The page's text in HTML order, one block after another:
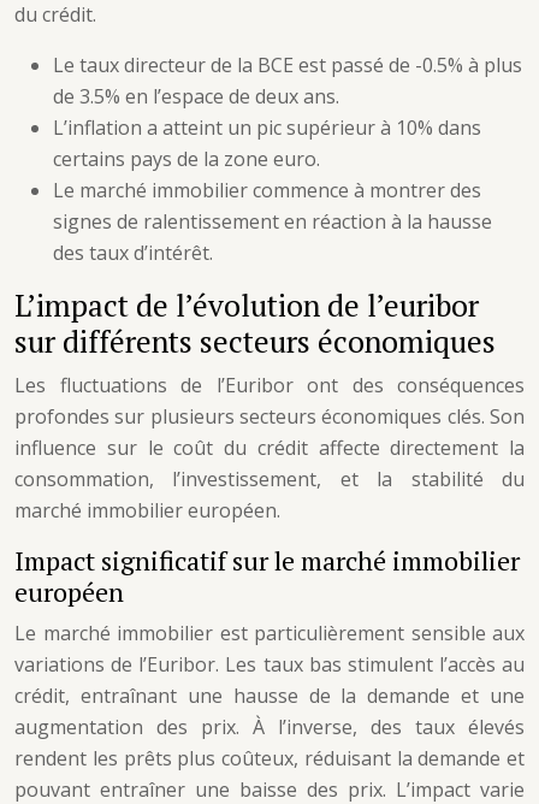
du crédit.
Le taux directeur de la BCE est passé de -0.5% à plus
de 3.5% en l’espace de deux ans.
L’inflation a atteint un pic supérieur à 10% dans
certains pays de la zone euro.
Le marché immobilier commence à montrer des
signes de ralentissement en réaction à la hausse
des taux d’intérêt.
L’impact de l’évolution de l’euribor
sur différents secteurs économiques
Les fluctuations de l’Euribor ont des conséquences
profondes sur plusieurs secteurs économiques clés. Son
influence sur le coût du crédit affecte directement la
consommation, l’investissement, et la stabilité du
marché immobilier européen.
Impact significatif sur le marché immobilier
européen
Le marché immobilier est particulièrement sensible aux
variations de l’Euribor. Les taux bas stimulent l’accès au
crédit, entraînant une hausse de la demande et une
augmentation des prix. À l’inverse, des taux élevés
rendent les prêts plus coûteux, réduisant la demande et
pouvant entraîner une baisse des prix. L’impact varie